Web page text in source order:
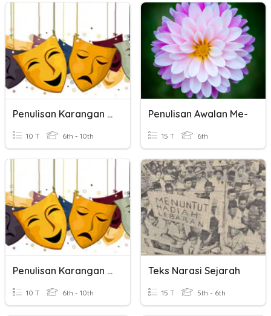
Penulisan Karangan Naratif
10 T 6th - 10th
Penulisan Awalan Me-
15 T 6th
Penulisan Karangan Naratif
10 T 6th - 10th
Teks Narasi Sejarah
15 T 5th - 6th